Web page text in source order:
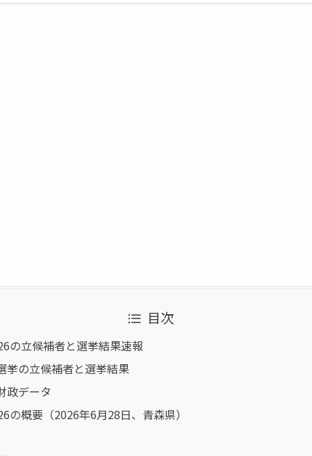
目次
の立候補者と選挙結果速報
挙の立候補者と選挙結果
政データ
の概要（2026年6月28日、青森県）